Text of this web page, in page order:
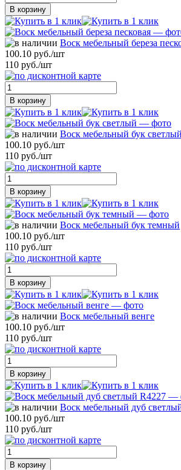
В корзину
Воск мебельный береза
100.10 руб./шт
110 руб./шт
В корзину
Воск мебельный бук светлый
100.10 руб./шт
110 руб./шт
В корзину
Воск мебельный бук темный
100.10 руб./шт
110 руб./шт
В корзину
Воск мебельный венге
100.10 руб./шт
110 руб./шт
В корзину
Воск мебельный дуб
100.10 руб./шт
110 руб./шт
В корзину